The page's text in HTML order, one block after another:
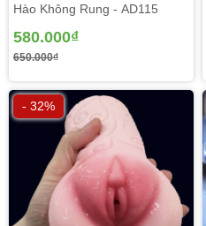
Hào Không Rung - AD115
580.000₫
650.000₫
- 32%